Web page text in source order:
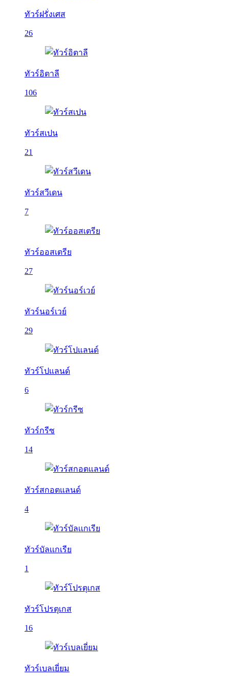
ทัวร์ฝรั่งเศส
26
ทัวร์อิตาลี
106
ทัวร์สเปน
21
ทัวร์สวีเดน
7
ทัวร์ออสเตรีย
27
ทัวร์นอร์เวย์
29
ทัวร์โปแลนด์
6
ทัวร์กรีซ
14
ทัวร์สกอตแลนด์
4
ทัวร์บัลเเกเรีย
1
ทัวร์โปรตุเกส
16
ทัวร์เบลเยี่ยม